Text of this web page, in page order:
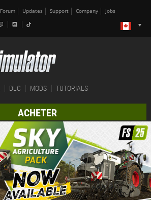
Forum Updates Support Company Jobs
DLC MODS TUTORIALS
ACHETER